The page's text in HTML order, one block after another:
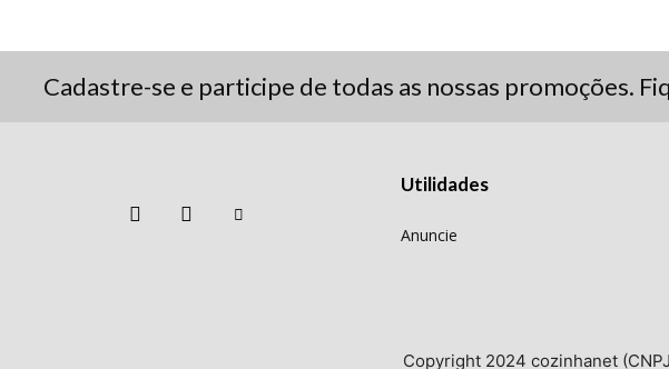
Cadastre-se e participe de todas as nossas promoções.
Utilidades
Anuncie
Copyright 2024 cozinhanet